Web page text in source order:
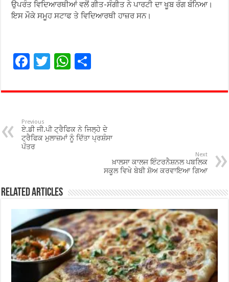
ਉਪਰੰਤ ਵਿਦਿਆਰਥੀਆਂ ਵਲੋਂ ਗੀਤ-ਸੰਗੀਤ ਨੇ ਪਾਰਟੀ ਦਾ ਖੂਬ ਰੰਗ ਬੰਨਿਆ।
ਇਸ ਮੌਕੇ ਸਮੂਹ ਸਟਾਫ ਤੇ ਵਿਦਿਆਰਥੀ ਹਾਜ਼ਰ ਸਨ।
F
e
o
o
T
tt
W
at
p
p
ar
Previous
ਏ.ਡੀ ਜੀ.ਪੀ ਟ੍ਰੈਫਿਕ ਨੇ ਜਿਲ੍ਹੇ ਦੇ
ਟ੍ਰੈਫਿਕ ਮੁਲਾਜ਼ਮਾਂ ਨੂੰ ਦਿੱਤਾ ਪ੍ਰਸ਼ੰਸਾ
ਪੱਤਰ
Next
ਖ਼ਾਲਸਾ ਕਾਲਜ ਇੰਟਰਨੈਸ਼ਨਲ ਪਬਲਿਕ
ਸਕੂਲ ਵਿਖੇ ਬੇਬੀ ਸ਼ੋਅ ਕਰਵਾਇਆ ਗਿਆ
Related Articles